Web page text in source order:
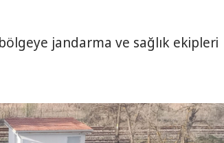
jandarma ve sağlık ekipleri